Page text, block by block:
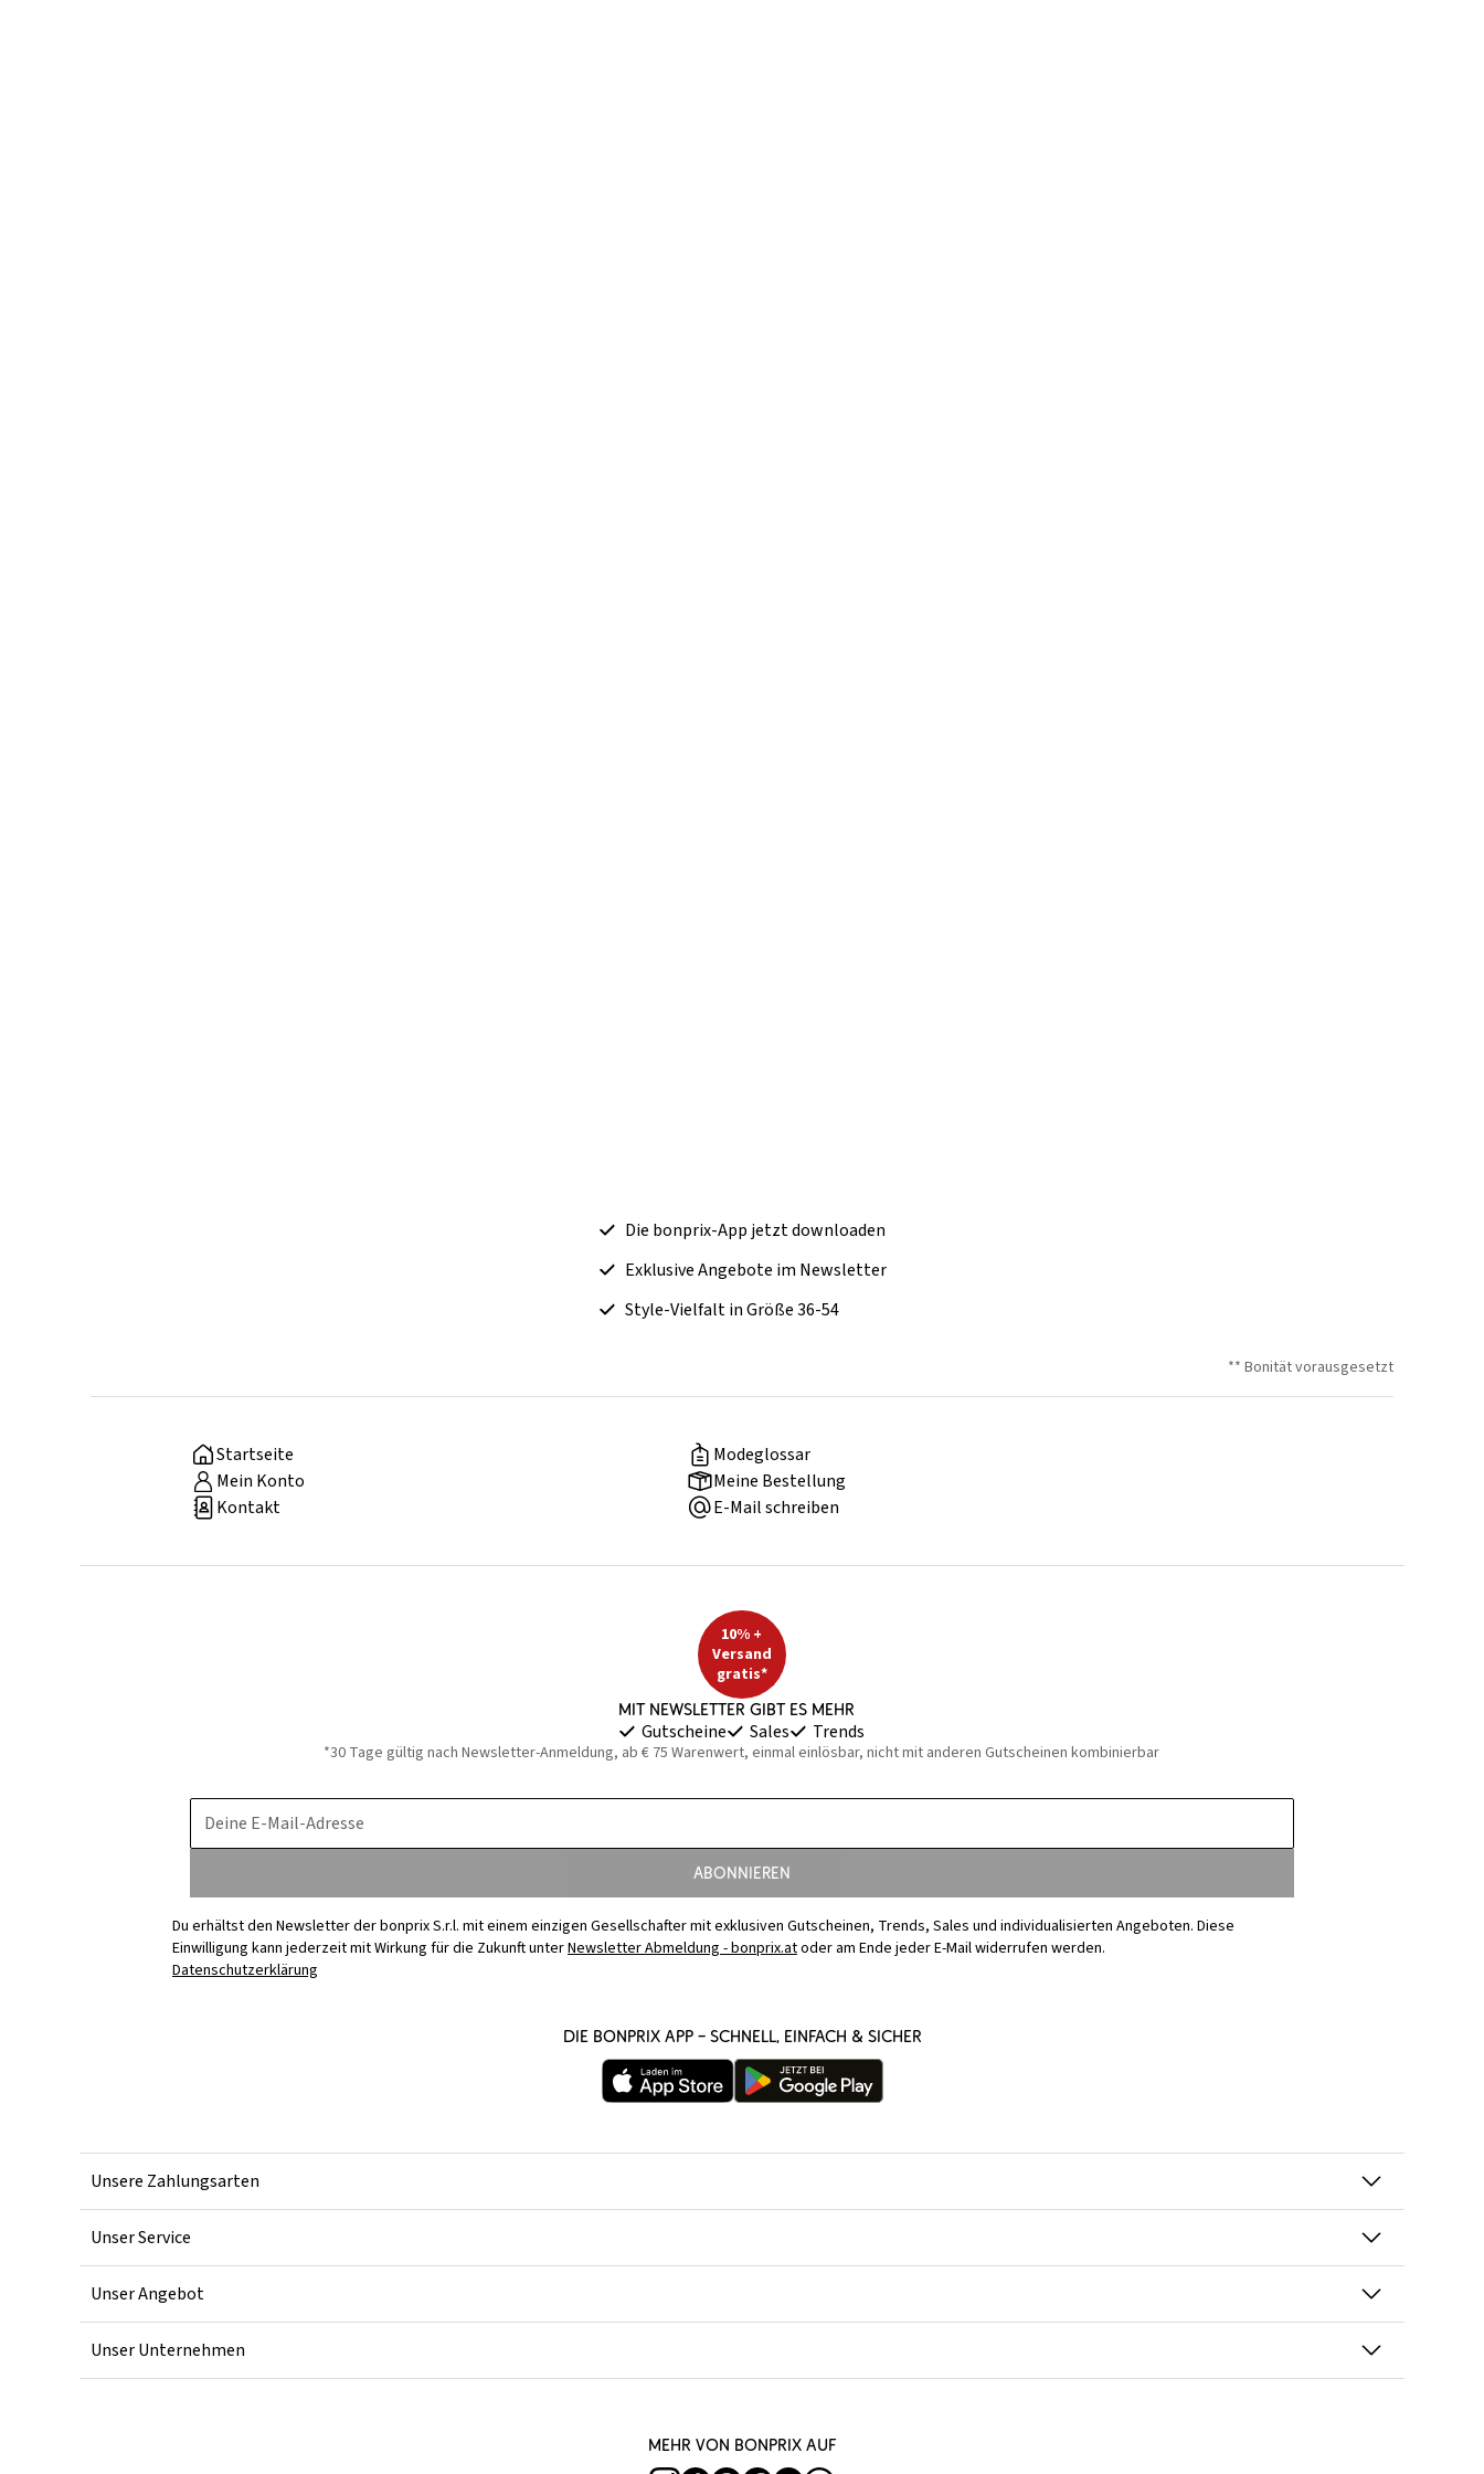
Die bonprix-App jetzt downloaden
Exklusive Angebote im Newsletter
Style-Vielfalt in Größe 36-54
** Bonität vorausgesetzt
Startseite
Modeglossar
Mein Konto
Meine Bestellung
Kontakt
E-Mail schreiben
10% +
Versand
gratis*
Mit Newsletter gibt es mehr
Gutscheine Sales Trends
*30 Tage gültig nach Newsletter-Anmeldung, ab € 75 Warenwert, einmal einlösbar, nicht mit anderen Gutscheinen kombinierbar
Deine E-Mail-Adresse
Abonnieren
Du erhältst den Newsletter der bonprix S.r.l. mit einem einzigen Gesellschafter mit exklusiven Gutscheinen, Trends, Sales und individualisierten Angeboten. Diese
Einwilligung kann jederzeit mit Wirkung für die Zukunft unterNewsletter Abmeldung - bonprix.atoder am Ende jeder E-Mail widerrufen werden.
Datenschutzerklärung
Die bonprix App – schnell, einfach & sicher
Unsere Zahlungsarten
Unser Service
Unser Angebot
Unser Unternehmen
Mehr von bonprix auf